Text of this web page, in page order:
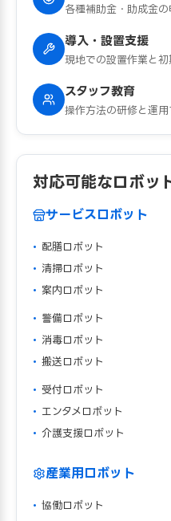
各種補助金・助成金の
導入・設置支援
現地での設置作業と
スタッフ教育
操作方法の研修と運
対応可能なロボッ
サービスロボット
配膳ロボット
清掃ロボット
案内ロボット
警備ロボット
消毒ロボット
搬送ロボット
受付ロボット
エンタメロボット
介護支援ロボット
産業用ロボット
協働ロボット